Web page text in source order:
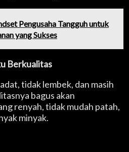
Pengusaha Tangguh untuk
yang Sukses
Berkualitas
tidak lembek, dan masih
bagus akan
renyah, tidak mudah patah,
minyak.